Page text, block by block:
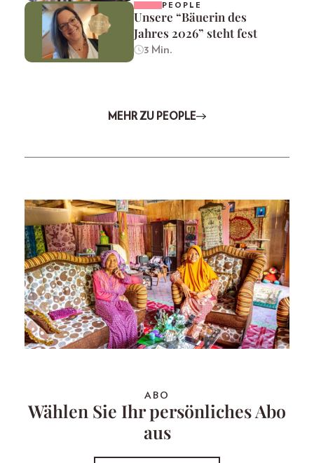
PEOPLE
Unsere “Bäuerin des
Jahres 2026” steht fest
3 Min.
MEHR ZU PEOPLE
ABO
Wählen Sie Ihr persönliches Abo
aus